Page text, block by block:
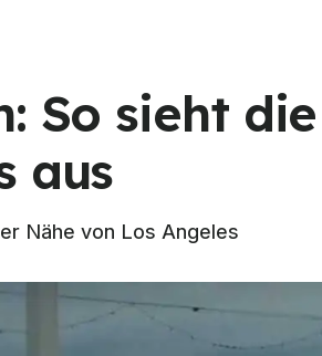
So sieht
aus
Nähe von Los Angeles